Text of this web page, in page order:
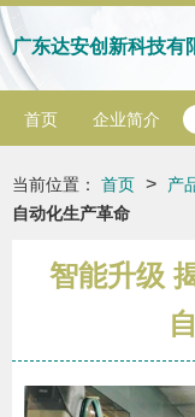
广东达安创新科技有
首页 企业简介
当前位置： 首页 > 产
自动化生产革命
智能升级